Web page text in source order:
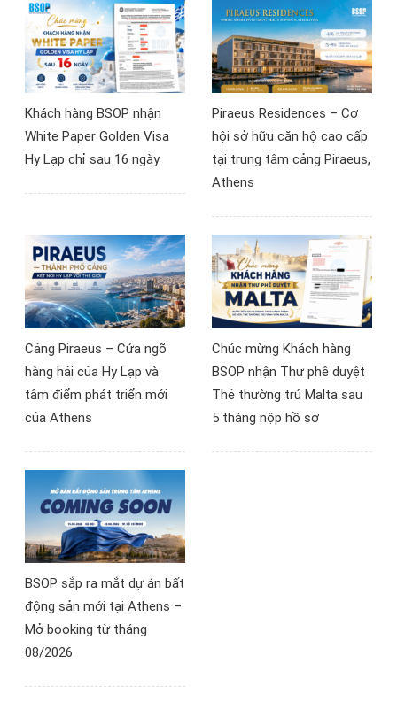
Síp, bất động sản Síp và
thẻ cư trú châu Âu.
Khách hàng BSOP nhận
White Paper Golden Visa
Hy Lạp chỉ sau 16 ngày
Piraeus Residences – Cơ
hội sở hữu căn hộ cao cấp
tại trung tâm cảng Piraeus,
Athens
Cảng Piraeus – Cửa ngõ
hàng hải của Hy Lạp và
tâm điểm phát triển mới
của Athens
Chúc mừng Khách hàng
BSOP nhận Thư phê duyệt
Thẻ thường trú Malta sau
5 tháng nộp hồ sơ
BSOP sắp ra mắt dự án bất
động sản mới tại Athens –
Mở booking từ tháng
08/2026